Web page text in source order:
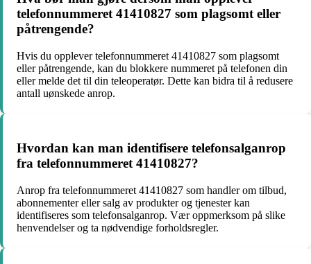
telefonnummeret 41410827 som plagsomt eller
påtrengende?
Hvis du opplever telefonnummeret 41410827 som plagsomt
eller påtrengende, kan du blokkere nummeret på telefonen din
eller melde det til din teleoperatør. Dette kan bidra til å redusere
antall uønskede anrop.
Hvordan kan man identifisere telefonsalganrop
fra telefonnummeret 41410827?
Anrop fra telefonnummeret 41410827 som handler om tilbud,
abonnementer eller salg av produkter og tjenester kan
identifiseres som telefonsalganrop. Vær oppmerksom på slike
henvendelser og ta nødvendige forholdsregler.